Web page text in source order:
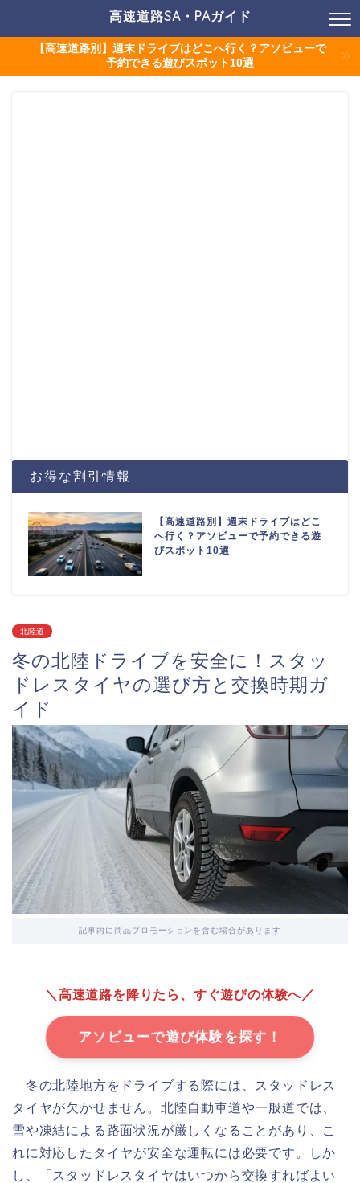
高速道路SA・PAガイド
【高速道路別】週末ドライブはどこへ行く？アソビューで
予約できる遊びスポット10選
お得な割引情報
【高速道路別】週末ドライブはどこ
へ行く？アソビューで予約できる遊
びスポット10選
北陸道
冬の北陸ドライブを安全に！スタッ
ドレスタイヤの選び方と交換時期ガ
イド
記事内に商品プロモーションを含む場合があります
＼高速道路を降りたら、すぐ遊びの体験へ／
アソビューで遊び体験を探す！
冬の北陸地方をドライブする際には、スタッドレス
タイヤが欠かせません。北陸自動車道や一般道では、
雪や凍結による路面状況が厳しくなることがあり、こ
れに対応したタイヤが安全な運転には必要です。しか
し、「スタッドレスタイヤはいつから交換すればよい